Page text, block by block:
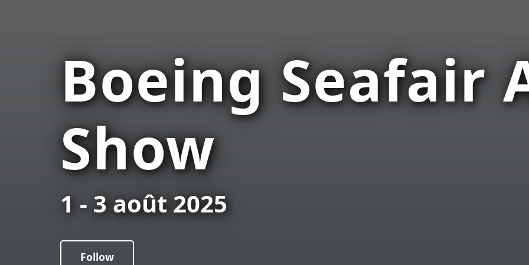
Boeing Seafair
Show
1 - 3 août 2025
Follow